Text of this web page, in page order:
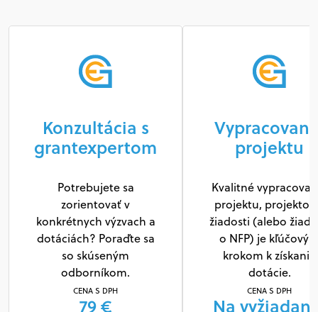
Konzultácia s
grantexpertom
Potrebujete sa
zorientovať v
konkrétnych výzvach a
dotáciách? Poraďte sa
so skúseným
odborníkom.
CENA S DPH
79 €
projektu
Kvalitné
projektu,
žiadosti (alebo
o NFP) je
krokom k získaniu
dotácie.
CENA S DPH
Na